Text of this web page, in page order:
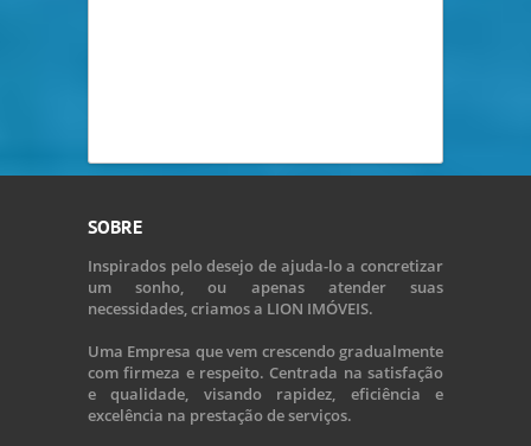
SOBRE
Inspirados pelo desejo de ajuda-lo a concretizar
um sonho, ou apenas atender suas
necessidades, criamos a LION IMÓVEIS.
Uma Empresa que vem crescendo gradualmente
com firmeza e respeito. Centrada na satisfação
e qualidade, visando rapidez, eficiência e
excelência na prestação de serviços.